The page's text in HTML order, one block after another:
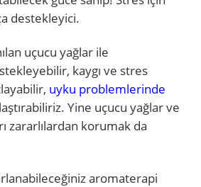
destekleyici.
uçucu yağlar ile
kaygı ve stres
uyku problemlerinde
Yine uçucu yağlar ve
zararlılardan korumak da
aromaterapi